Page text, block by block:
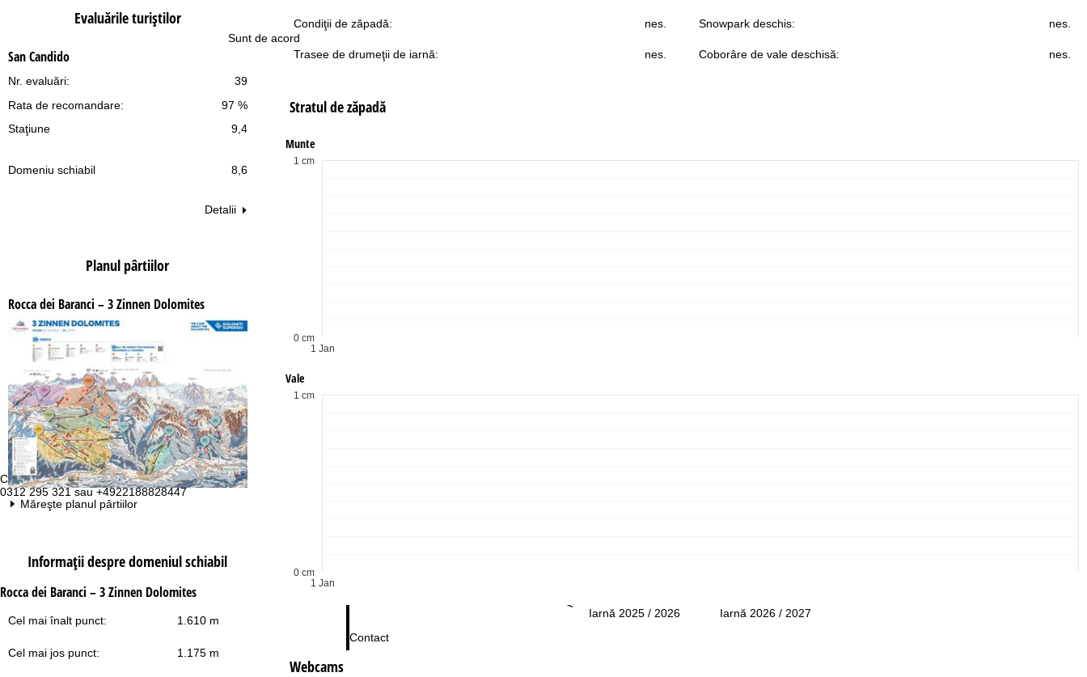
Sunt de acord
Contact
0312 295 321 sau +4922188828447
Contact
Evaluările turiştilor
San Candido
39
Nr. evaluări:
97 %
Rata de recomandare:
Staţiune
9,4
Domeniu schiabil 8,6
Detalii
Planul pârtiilor
Rocca dei Baranci – 3 Zinnen Dolomites
Măreşte planul pârtiilor
Informaţii despre domeniul schiabil
Rocca dei Baranci – 3 Zinnen Dolomites
Cel mai înalt punct: 1.610 m
Cel mai jos punct: 1.175 m
Condiţii de zăpadă: nes. Snowpark deschis: nes.
Trasee de drumeţii de iarnă: nes. Coborâre de vale deschisă: nes.
Stratul de zăpadă
Munte
1 Jan
0 cm
1 cm
Vale
1 Jan
0 cm
1 cm
Iarnă 2025 / 2026 Iarnă 2026 / 2027
Webcams